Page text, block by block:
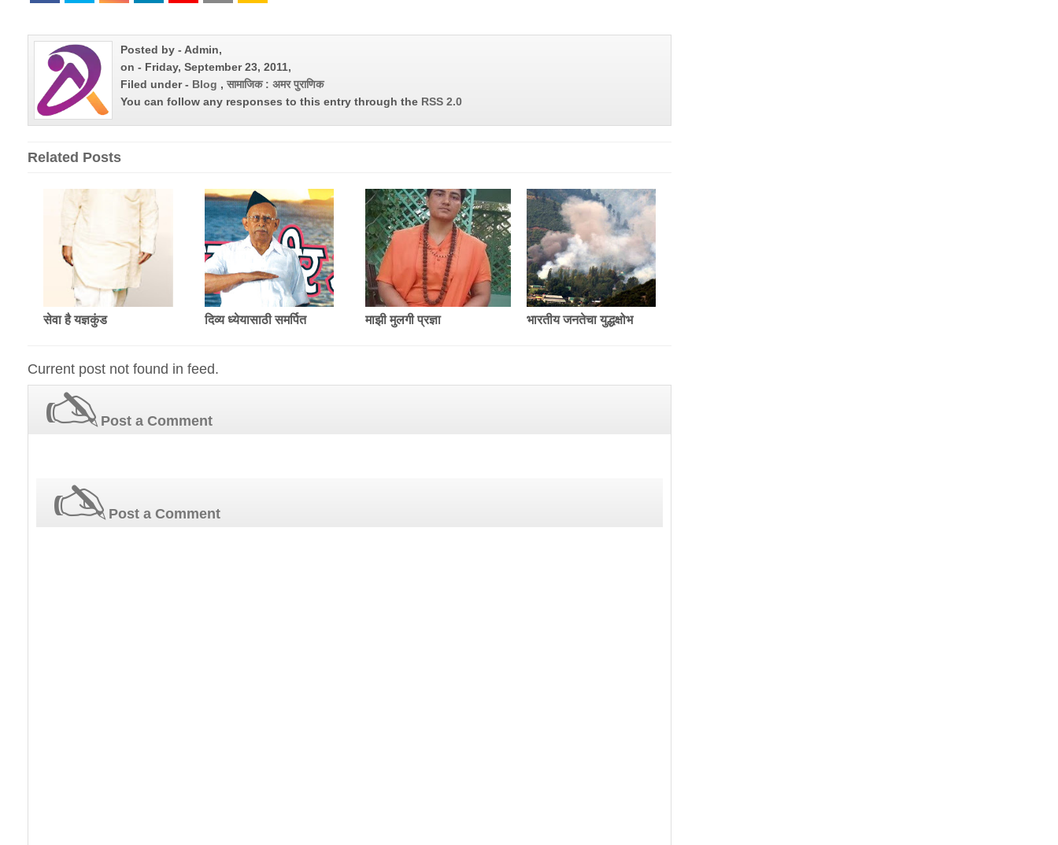
Posted by - Admin,
on - Friday, September 23, 2011,
Filed under - Blog , सामाजिक : अमर पुराणिक
You can follow any responses to this entry through the RSS 2.0
Related Posts
सेवा है यज्ञकुंड दिव्य ध्येयासाठी समर्पित माझी मुलगी प्रज्ञा भारतीय जनतेचा युद्धक्षोभ
Current post not found in feed.
Post a Comment
Post a Comment